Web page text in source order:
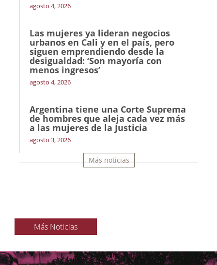
agosto 4, 2026
Las mujeres ya lideran negocios
urbanos en Cali y en el país, pero
siguen emprendiendo desde la
desigualdad: ‘Son mayoría con
menos ingresos’
agosto 4, 2026
Argentina tiene una Corte Suprema
de hombres que aleja cada vez más
a las mujeres de la Justicia
agosto 3, 2026
Más noticias
Más Noticias